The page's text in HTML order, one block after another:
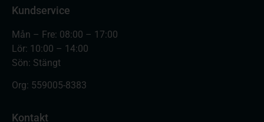
Kundservice
Mån – Fre: 08:00 – 17:00
Lör: 10:00 – 14:00
Sön: Stängt
Org: 559005-8383
Kontakt